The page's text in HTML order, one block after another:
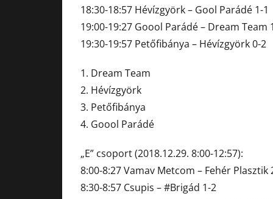
18:30-18:57 Hévízgyörk – Gool Parádé 1-1
19:00-19:27 Goool Parádé – Dream Team
19:30-19:57 Petőfibánya – Hévízgyörk 0-2
1. Dream Team
2. Hévízgyörk
3. Petőfibánya
4. Goool Parádé
„E” csoport (2018.12.29. 8:00-12:57):
8:00-8:27 Vamav Metcom – Fehér Plasztik
8:30-8:57 Csupis – #Brigád 1-2